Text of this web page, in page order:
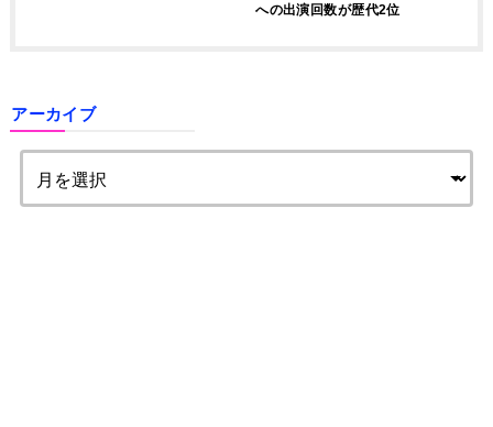
への出演回数が歴代2位
アーカイブ